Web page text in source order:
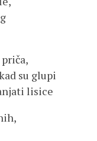
su glupi
lisice